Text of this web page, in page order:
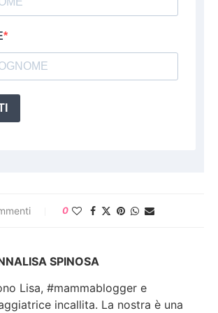
0
SPINOSA
Lisa, #mammablogger e
incallita. La nostra è una